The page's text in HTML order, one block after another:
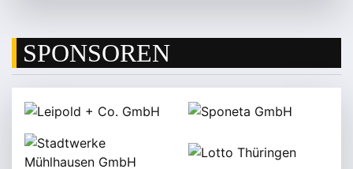
SPONSOREN